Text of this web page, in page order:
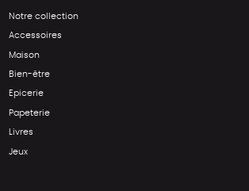
Notre collection
Accessoires
Maison
Bien-être
Epicerie
Papeterie
Livres
Jeux